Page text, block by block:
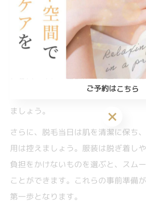
ニューやサロン選びが変わります。
次に、施術前の肌状態を整えること
や炎症がある場合は、施術を断られ
1週間前からは紫外線対策を徹底し、
ださい。また、事前にシェービング
多いため、スタッフの指示に従い正
ましょう。
さらに、脱毛当日は肌を清潔に保ち
用は控えましょう。服装は脱ぎ着し
負担をかけないものを選ぶと、スム
ことができます。これらの事前準備
第一歩となります。
ご予約はこちら
ご予約はこちら